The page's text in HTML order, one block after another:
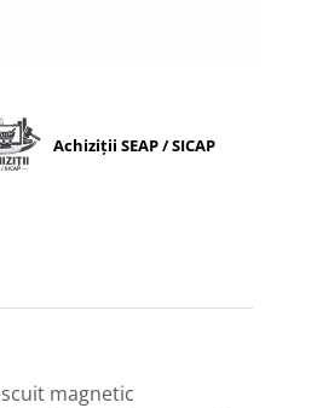
Achiziții SEAP / SICAP
magnetic